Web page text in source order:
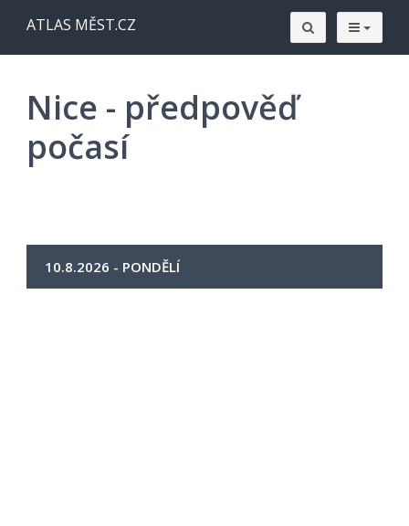
ATLAS MĚST.CZ
Nice - předpověď
počasí
10.8.2026 - PONDĚLÍ